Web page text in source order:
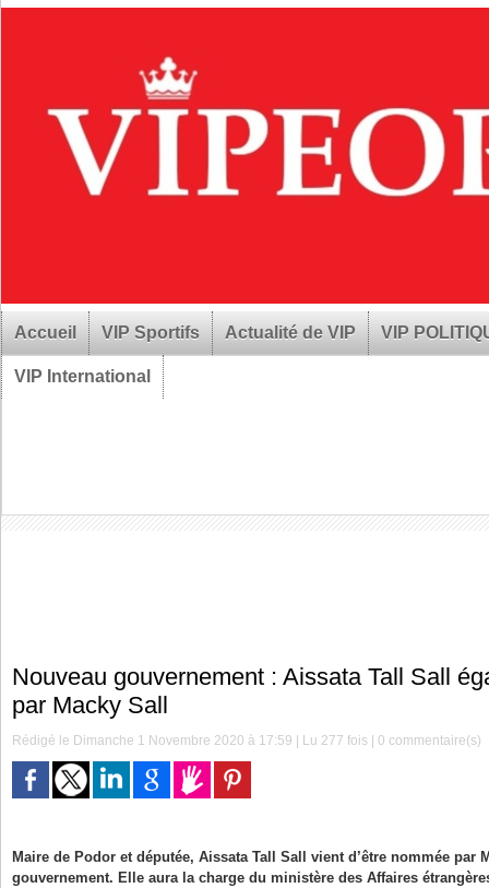
Accueil VIP Sportifs Actualité de VIP VIP
VIP International
Nouveau gouvernement : Aissata Tall Sall
par Macky Sall
Rédigé le Dimanche 1 Novembre 2020 à 17:59 | Lu 277 fois |0 commentaire(s)
Maire de Podor et députée, Aissata Tall Sall vient d’être nommée par
gouvernement. Elle aura la charge du ministère des Affaires